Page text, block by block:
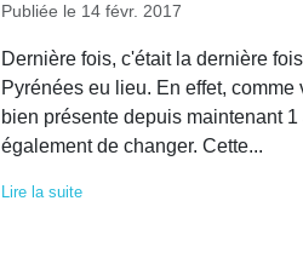
Publiée le 14 févr. 2017
Dernière fois, c'était la dernière
Pyrénées eu lieu. En effet,
bien présente depuis maintenant
également de changer. Cette...
Lire la suite